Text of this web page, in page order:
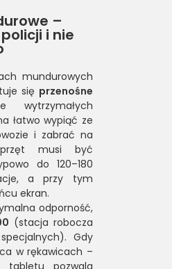
–
i nie
mundurowych
się przenośne
łatwo wypiąć ze
i zabrać na
musi być
do 120–180
a przy tym
ekran.
odporność,
(stacja robocza
Gdy
w rękawicach –
pozwala